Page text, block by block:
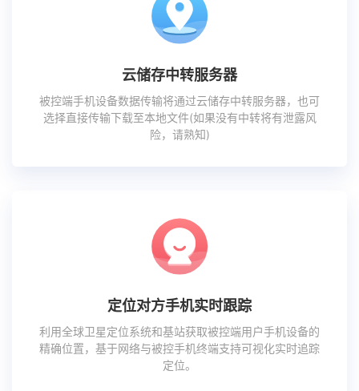
云储存中转服务器
被控端手机设备数据传输将通过云储存中转服务器，也可
选择直接传输下载至本地文件(如果没有中转将有泄露风
险，请熟知)
定位对方手机实时跟踪
利用全球卫星定位系统和基站获取被控端用户手机设备的
精确位置，基于网络与被控手机终端支持可视化实时追踪
定位。